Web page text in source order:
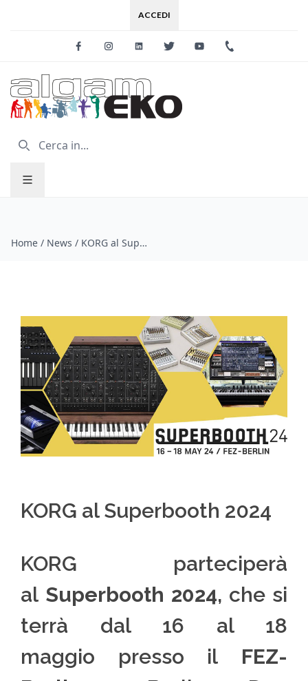
ACCEDI
FacebookInstagramLinkedinTwitter Youtube
Home / News / KORG al Superbooth 2024
KORG al Superbooth 2024
KORG parteciperà
al Superbooth 2024, che si
terrà dal 16 al 18
maggio presso il FEZ-